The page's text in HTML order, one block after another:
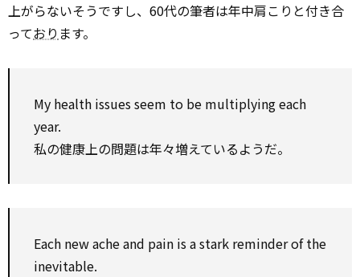
上がらないそうですし、60代の筆者は年中肩こりと付き合
っており ます。
My health issues seem to be multiplying each
year.
私の健康上の問題は年々増えているようだ。
Each new ache and pain is a stark reminder of the
inevitable.